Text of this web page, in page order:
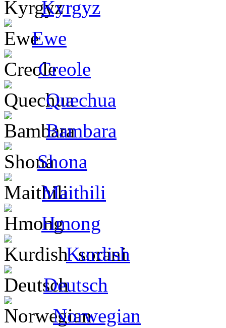
Kyrgyz
Ewe
Creole
Quechua
Bambara
Shona
Maithili
Hmong
Kurdish
Deutsch
Norwegian